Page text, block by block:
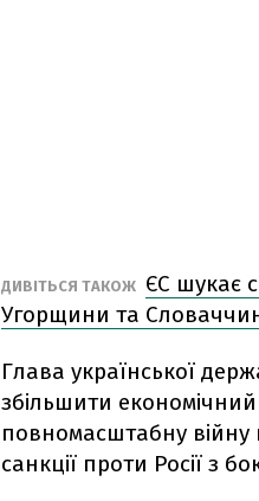
ДИВІТЬСЯ ТАКОЖ ЄС шукає
Угорщини та
Глава української
збільшити
повномасштабну війну
санкції проти Росії з